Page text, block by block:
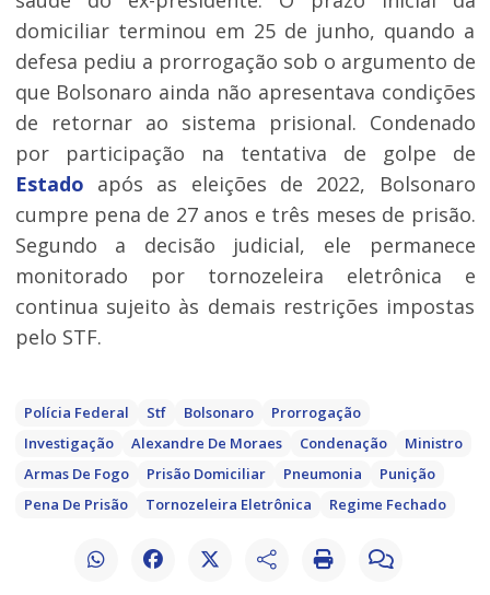
domiciliar terminou em 25 de junho, quando a
defesa pediu a prorrogação sob o argumento de
que Bolsonaro ainda não apresentava condições
de retornar ao sistema prisional. Condenado
por participação na tentativa de golpe de
Estado após as eleições de 2022, Bolsonaro
cumpre pena de 27 anos e três meses de prisão.
Segundo a decisão judicial, ele permanece
monitorado por tornozeleira eletrônica e
continua sujeito às demais restrições impostas
pelo STF.
Polícia Federal Stf Bolsonaro
Prorrogação
Investigação
Alexandre De Moraes Condenação
Ministro
Armas De Fogo
Prisão Domiciliar Pneumonia
Punição
Pena De Prisão
Tornozeleira Eletrônica Regime Fechado